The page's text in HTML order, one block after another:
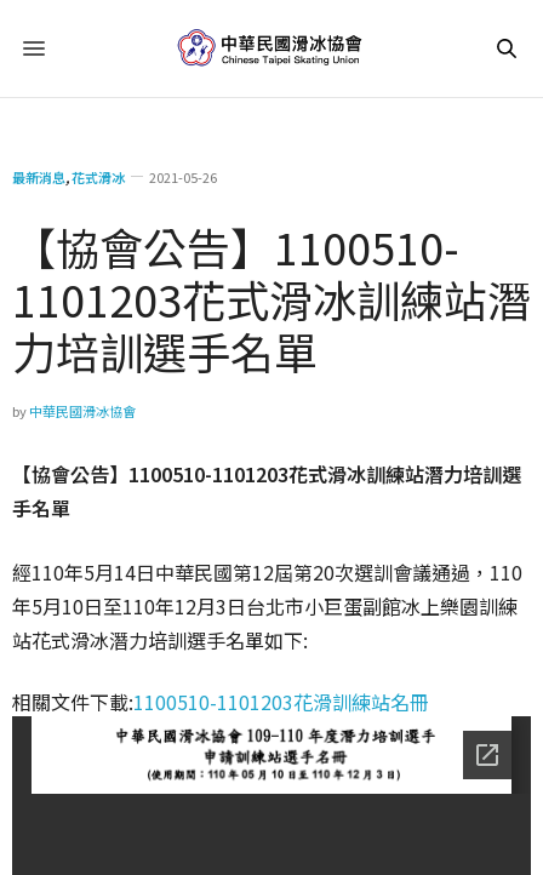
最新消息,花式滑冰 2021-05-26
【協會公告】1100510-
1101203花式滑冰訓練站潛
力培訓選手名單
by中華民國滑冰協會
【協會公告】1100510-1101203花式滑冰訓練站潛力培訓選
手名單
經110年5月14日中華民國第12屆第20次選訓會議通過，110
年5月10日至110年12月3日台北市小巨蛋副館冰上樂園訓練
站花式滑冰潛力培訓選手名單如下:
相關文件下載:1100510-1101203花滑訓練站名冊